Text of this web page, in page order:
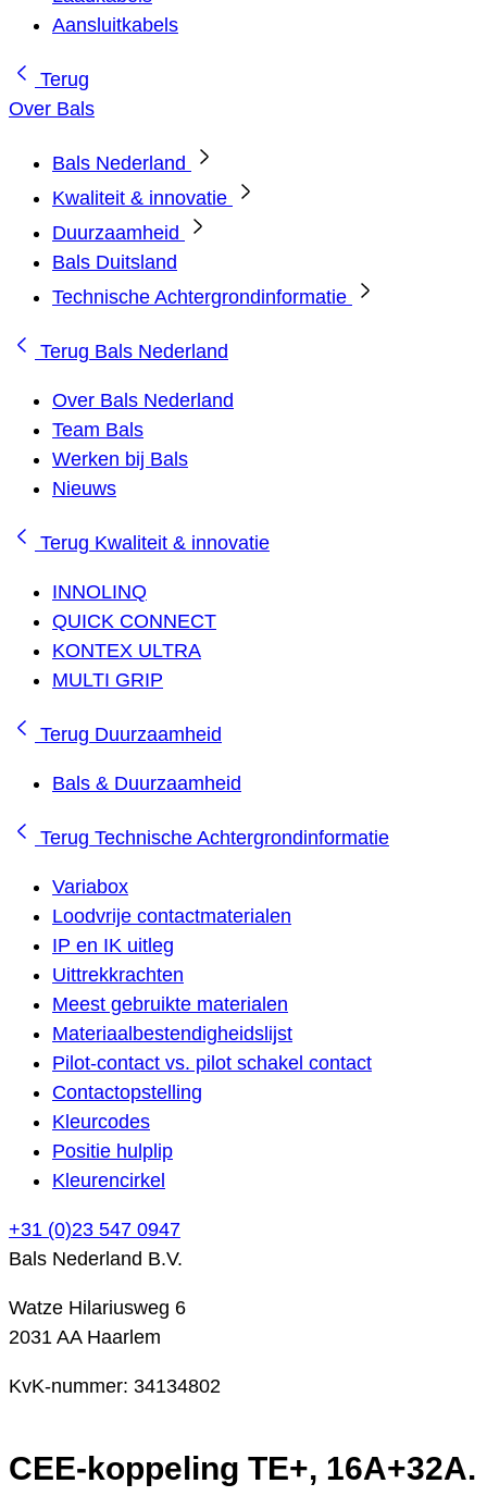
Aansluitkabels
Terug
Over Bals
Bals Nederland
Kwaliteit & innovatie
Duurzaamheid
Bals Duitsland
Technische Achtergrondinformatie
Terug Bals Nederland
Over Bals Nederland
Team Bals
Werken bij Bals
Nieuws
Terug Kwaliteit & innovatie
INNOLINQ
QUICK CONNECT
KONTEX ULTRA
MULTI GRIP
Terug Duurzaamheid
Bals & Duurzaamheid
Terug Technische Achtergrondinformatie
Variabox
Loodvrije contactmaterialen
IP en IK uitleg
Uittrekkrachten
Meest gebruikte materialen
Materiaalbestendigheidslijst
Pilot-contact vs. pilot schakel contact
Contactopstelling
Kleurcodes
Positie hulplip
Kleurencirkel
+31 (0)23 547 0947
Bals Nederland B.V.
Watze Hilariusweg 6
2031 AA Haarlem
KvK-nummer: 34134802
CEE-koppeling TE+, 16A+32A.